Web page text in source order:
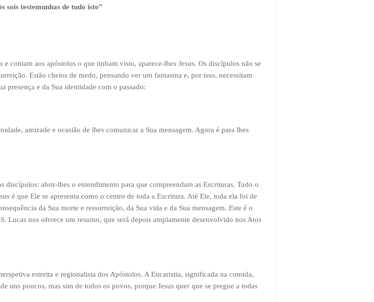
sois testemunhas de tudo isto”
contam aos apóstolos o que tinham visto, aparece-lhes Jesus. Os discípulos não se
Estão cheios de medo, pensando ver um fantasma e, por isso, necessitam
presença e da Sua identidade com o passado:
amizade e ocasião de lhes comunicar a Sua mensagem. Agora é para lhes
discípulos: abrir-lhes o entendimento para que compreendam as Escrituras. Tudo o
é que Ele se apresenta como o centro de toda a Escritura. Até Ele, toda ela foi de
da Sua morte e ressurreição, da Sua vida e da Sua mensagem. Este é o
Lucas nos oferece um resumo, que será depois amplamente desenvolvido nos Atos
estreita e regionalista dos Apóstolos. A Eucaristia, significada na comida,
uns poucos, mas sim de todos os povos, porque Jesus quer que se pregue a todas